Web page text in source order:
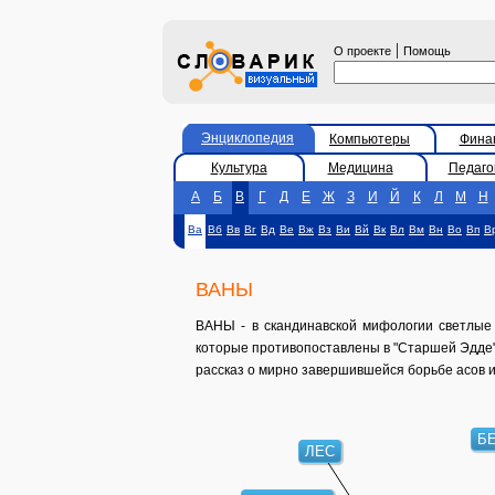
О проекте | Помощь
Энциклопедия Компьютеры
Культура
Медицина
А
Б В Г Д Е Ж З И Й К Л М Н
Ва Вб Вв Вг Вд Ве Вж Вз Ви Вй Вк Вл Вм Вн Во Вп
ВАНЫ
ВАНЫ - в скандинавской мифологии
которые противопоставлены в "Старшей
рассказ о мирно завершившейся борьбе асов
ЛЕС